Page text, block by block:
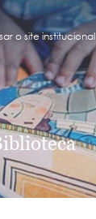
o site institucional